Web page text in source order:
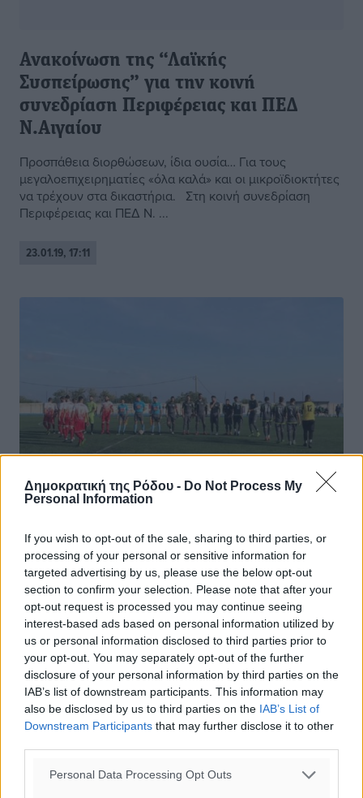
Δημοκρατική της Ρόδου - Do Not Process My
Personal Information
If you wish to opt-out of the sale, sharing to third parties, or
processing of your personal or sensitive information for
targeted advertising by us, please use the below opt-out
section to confirm your selection. Please note that after your
opt-out request is processed you may continue seeing
interest-based ads based on personal information utilized by
us or personal information disclosed to third parties prior to
your opt-out. You may separately opt-out of the further
disclosure of your personal information by third parties on the
IAB’s list of downstream participants. This information may
also be disclosed by us to third parties on the IAB’s List of
Downstream Participants that may further disclose it to other
Personal Data Processing Opt Outs
Ανακοίνωση της “Λαϊκής
Συσπείρωσης” για την κοινή
συνεδρίαση Περιφέρειας και ΠΕΔ
Ν.Αιγαίου
Προσπάθεια διορθώσεων, ίδια ουσία… Για τους
μεγαλοεπιχειρηματίες «όλα καλά» και οι μικροϊδιοκτήτες
να τρέχουν στα δικαστήρια. Στη κοινή συνεδρίαση
Περιφέρειας και ΠΕΔ Ν. ...
23.01.19, 17:11
Α’ Κατηγορία: Με ενδιαφέρον όλες οι
αναμετρήσεις
Ανακοινώθηκε από την ΕΠΣΔ το πρόγραμμα της 15ης
αγωνιστικής του πρωταθλήματος της Α’ Κατηγορίας, με
τις αναμετρήσεις να διεξάγονται σε δύο δόσεις και όλα
τα παιχνίδια έχουν το ...
23.01.19, 17:08